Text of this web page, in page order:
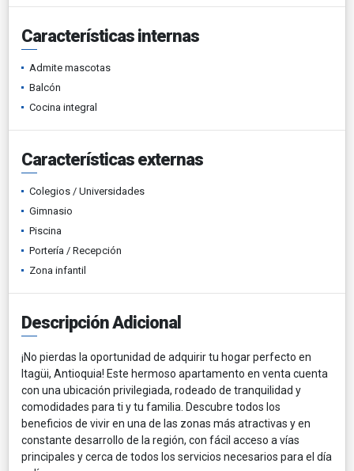
Características internas
Admite mascotas
Balcón
Cocina integral
Características externas
Colegios / Universidades
Gimnasio
Piscina
Portería / Recepción
Zona infantil
Descripción Adicional
¡No pierdas la oportunidad de adquirir tu hogar perfecto en
Itagüi, Antioquia! Este hermoso apartamento en venta cuenta
con una ubicación privilegiada, rodeado de tranquilidad y
comodidades para ti y tu familia. Descubre todos los
beneficios de vivir en una de las zonas más atractivas y en
constante desarrollo de la región, con fácil acceso a vías
principales y cerca de todos los servicios necesarios para el día